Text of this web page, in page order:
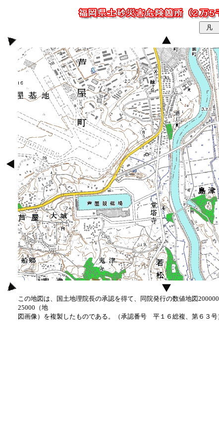
この地図は、国土地理院長の承認を得て、同院発行の数値地図
25000（地
図画像）を複製したものである。（承認番号 平１６総複、第６３号